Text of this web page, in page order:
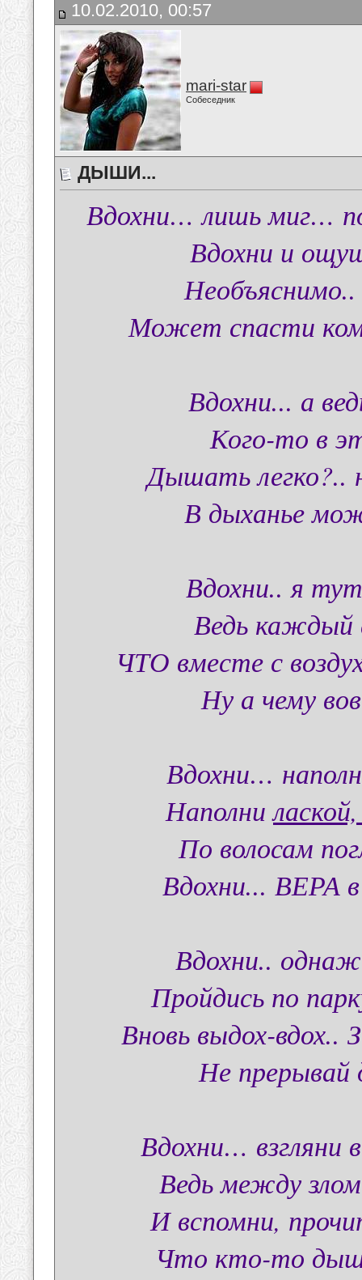
10.02.2010, 00:57
mari-star
Собеседник
ДЫШИ...
Вдохни… лишь миг…
Вдохни и
Необъяснимо..
Может спасти
Вдохни... а
Кого-то в
Дышать легко?..
В дыханье
Вдохни.. я
Ведь каждый
ЧТО вместе с
Ну а чему
Вдохни…
Наполни
По волосам
Вдохни... ВЕРА
Вдохни..
Пройдись по
Вновь выдох-вдох..
Не
Вдохни… взгляни
Ведь между
И вспомни,
Что кто-то